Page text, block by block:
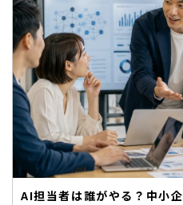
AI担当者は誰がやる？中小